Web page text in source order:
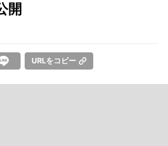
開
URLをコピー